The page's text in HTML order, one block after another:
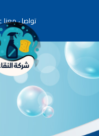
تواصل معنا